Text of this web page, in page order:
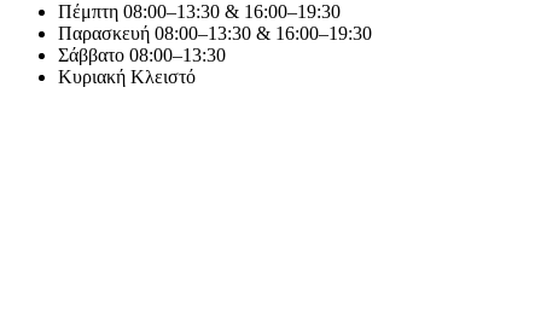
Πέμπτη 08:00–13:30 & 16:00–19:30
Παρασκευή 08:00–13:30 & 16:00–19:30
Σάββατο 08:00–13:30
Κυριακή Κλειστό